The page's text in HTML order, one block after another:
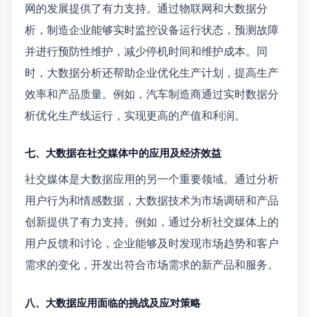
网的发展提供了有力支持。通过物联网和大数据分
析，制造企业能够实时监控设备运行状态，预测故障
并进行预防性维护，减少停机时间和维护成本。同
时，大数据分析还帮助企业优化生产计划，提高生产
效率和产品质量。例如，汽车制造商通过实时数据分
析优化生产线运行，实现更高的产值和利润。
七、大数据在社交媒体中的应用及经济效益
社交媒体是大数据应用的另一个重要领域。通过分析
用户行为和情感数据，大数据技术为市场调研和产品
创新提供了有力支持。例如，通过分析社交媒体上的
用户反馈和讨论，企业能够及时发现市场趋势和客户
需求的变化，开发出符合市场需求的新产品和服务。
八、大数据应用面临的挑战及应对策略